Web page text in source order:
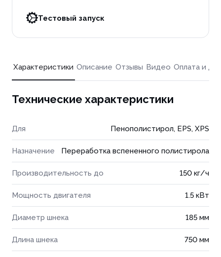
Тестовый запуск
Характеристики Описание Отзывы Видео Оплата и
Технические характеристики
Для Пенополистирол, EPS, XPS
Назначение Переработка вспененного полистирола
Производительность до 150 кг/ч
Мощность двигателя 1.5 кВт
Диаметр шнека 185 мм
Длина шнека 750 мм